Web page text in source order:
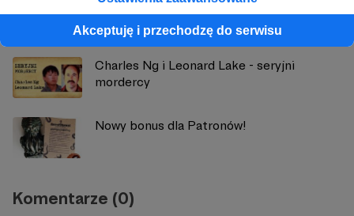
Akceptuję i przechodzę do serwisu
Recenzja kultowego slashera "Sleepaway
Camp"
Charles Ng i Leonard Lake - seryjni
mordercy
Nowy bonus dla Patronów!
Komentarze (0)